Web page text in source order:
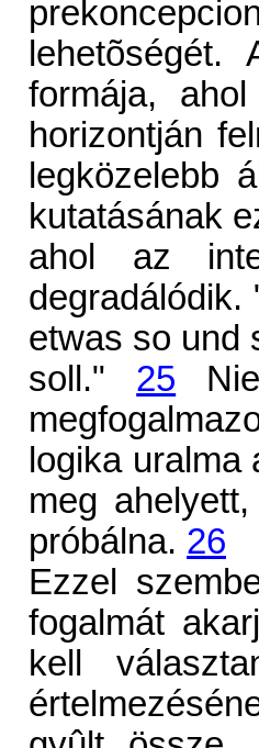
formája,
horizontján
legközelebb
kutatásának
ahol az
degradálódik.
etwas so und
soll." 25
logika
meg
próbálna. 26
Ezzel
fogalmát
kell